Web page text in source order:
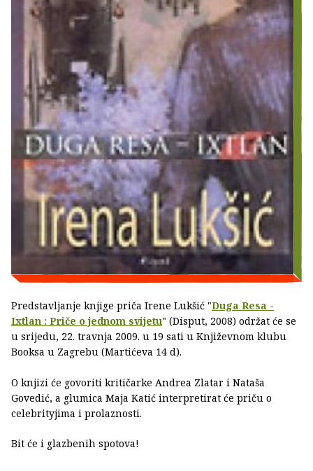
Predstavljanje knjige priča Irene Lukšić "Duga Resa -
Ixtlan : Priče o jednom svijetu" (Disput, 2008) održat će se
u srijedu, 22. travnja 2009. u 19 sati u Književnom klubu
Booksa u Zagrebu (Martićeva 14 d).
O knjizi će govoriti kritičarke Andrea Zlatar i Nataša
Govedić, a glumica Maja Katić interpretirat će priču o
celebrityjima i prolaznosti.
Bit će i glazbenih spotova!